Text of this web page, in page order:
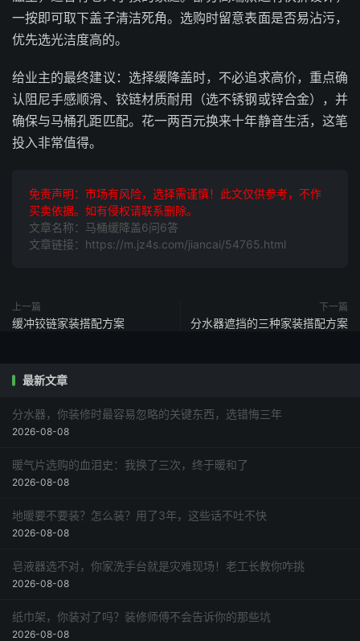
一按即可取下盖子清洁死角。选购时留意表面是否易沾污，
优先选光洁度高的。
给业主的最终建议：选择缓降盖时，不必追求高价，重点确
认阻尼手感顺滑、铰链材质耐用（选不锈钢或锌合金），并
确保与马桶孔距匹配。花一两百元换来十年静音生活，这笔
投入非常值得。
免责声明：市场有风险，选择需谨慎！此文仅供参考，不作
买卖依据。如有侵权请联系删除。
文章名称：马桶缓降盖6问6答
文章链接：https://m.jz4s.com/jiancai/54765.html
上一篇
缓冲铰链家装搭配方案
下一篇
分水器遮挡的三种家装搭配方案
最新文章
分水器，你装修时最容易忽略的关键东西，选错悔三年
2026-08-08
暖气片选购的血泪史：我换了三次，终于暖和了
2026-08-08
地暖要不要装？怎么装？用了3年，这些话不吐不快
2026-08-08
皂液器选不对，你家洗手台就是灾难现场！老工长教你咋挑
2026-08-08
纸巾架，你装对了吗？装修师傅不会告诉你的那些坑
2026-08-08